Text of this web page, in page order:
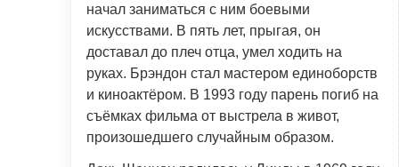
начал заниматься с ним боевыми
искусствами. В пять лет, прыгая, он
доставал до плеч отца, умел ходить на
руках. Брэндон стал мастером единоборств
и киноактёром. В 1993 году парень погиб на
съёмках фильма от выстрела в живот,
произошедшего случайным образом.